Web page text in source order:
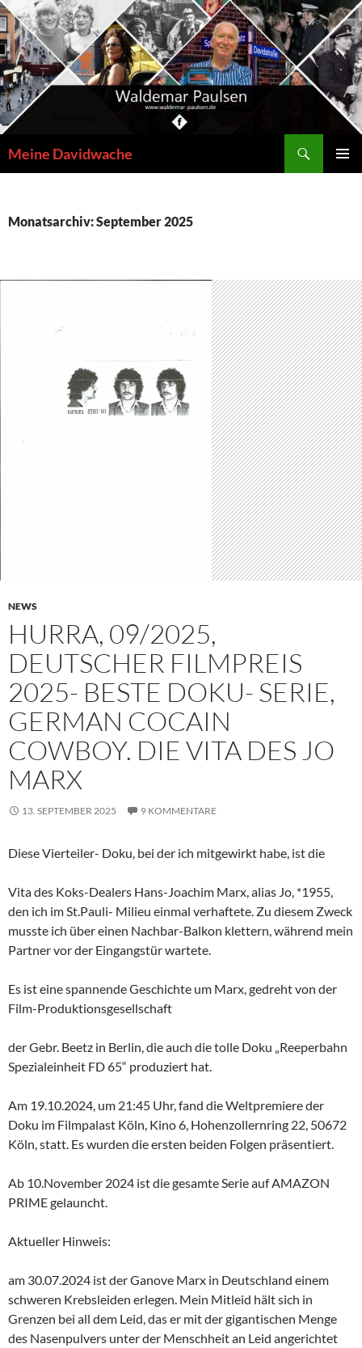
Zum
Inhalt
springen
Meine Davidwache
Monatsarchiv: September 2025
NEWS
HURRA, 09/2025,
DEUTSCHER FILMPREIS
2025- BESTE DOKU- SERIE,
GERMAN COCAIN
COWBOY. DIE VITA DES JO
MARX
13. SEPTEMBER 2025 9 KOMMENTARE
Diese Vierteiler- Doku, bei der ich mitgewirkt habe, ist die
Vita des Koks-Dealers Hans-Joachim Marx, alias Jo, *1955,
den ich im St.Pauli- Milieu einmal verhaftete. Zu diesem Zweck
musste ich über einen Nachbar-Balkon klettern, während mein
Partner vor der Eingangstür wartete.
Es ist eine spannende Geschichte um Marx, gedreht von der
Film-Produktionsgesellschaft
der Gebr. Beetz in Berlin, die auch die tolle Doku „Reeperbahn
Spezialeinheit FD 65“ produziert hat.
Am 19.10.2024, um 21:45 Uhr, fand die Weltpremiere der
Doku im Filmpalast Köln, Kino 6, Hohenzollernring 22, 50672
Köln, statt. Es wurden die ersten beiden Folgen präsentiert.
Ab 10.November 2024 ist die gesamte Serie auf AMAZON
PRIME gelauncht.
Aktueller Hinweis:
am 30.07.2024 ist der Ganove Marx in Deutschland einem
schweren Krebsleiden erlegen. Mein Mitleid hält sich in
Grenzen bei all dem Leid, das er mit der gigantischen Menge
des Nasenpulvers unter der Menschheit an Leid angerichtet